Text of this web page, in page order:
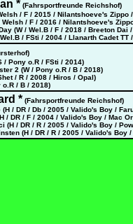
* (Fahrsportfreunde Reichshof)
/ F / 2015 / Nilantshoeve's Zippo
Welsh / F / 2016 / Nilantshoeve's
(W / Wel.B / F / 2018 / Breeton Dai
/ FSti / 2004 / Llanarth Cadet TT
/ Pony o.R / FSti / 2014)
2 (W / Pony o.R / B / 2018)
/ R / 2008 / Hiros / Opal)
o.R / B / 2018)
* (Fahrsportfreunde Reichshof)
/ DR / Db / 2005 / Valido's Boy /
/ DR / F / 2004 / Valido's Boy / Mac
(H / DR / R / 2005 / Valido's Boy /
(H / DR / R / 2005 / Valido's Boy